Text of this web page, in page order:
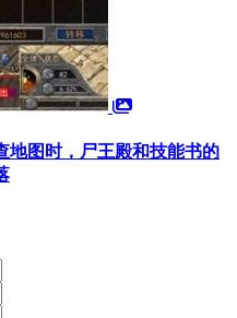
地图时，尸王殿和技能书的